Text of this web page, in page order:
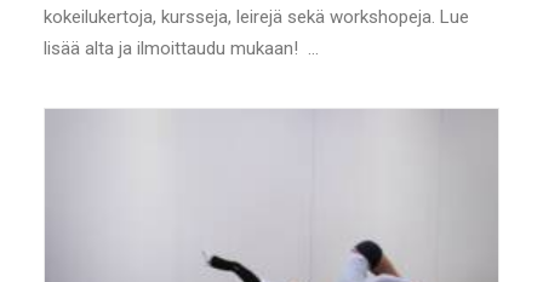
kokeilukertoja, kursseja, leirejä sekä workshopeja. Lue
lisää alta ja ilmoittaudu mukaan! …